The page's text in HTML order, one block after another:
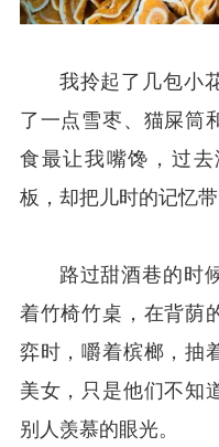
我拎起了几包小
了一点雪枣、猫屎筒
食最让我嘴馋，过
板，却把儿时的记忆带
路过甜酒巷的时
着竹椅竹桌，在背荫
弈时，嚼着槟榔，抽
美女，只是他们不知
别人羡慕的眼光。